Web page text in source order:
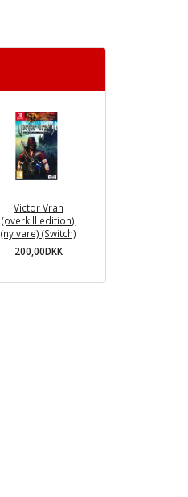
Victor Vran
(overkill edition)
(ny vare) (Switch)
200,00DKK